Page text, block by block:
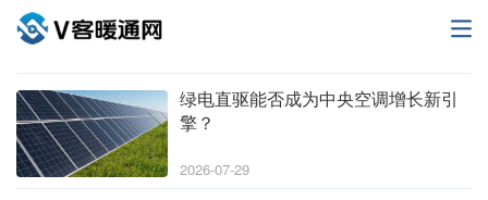
绿电直驱能否成为中央空调增长新引
擎？
2026-07-29